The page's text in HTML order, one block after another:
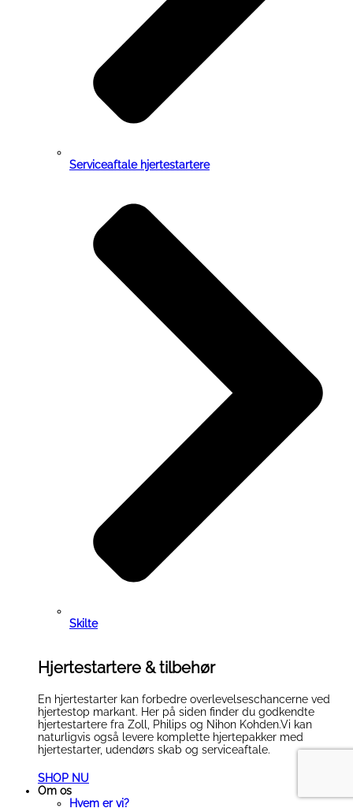
Serviceaftale hjertestartere
Skilte
Hjertestartere & tilbehør
En hjertestarter kan forbedre overlevelseschancerne ved
hjertestop markant. Her på siden finder du godkendte
hjertestartere fra Zoll, Philips og Nihon Kohden.Vi kan
naturligvis også levere komplette hjertepakker med
hjertestarter, udendørs skab og serviceaftale.
SHOP NU
Om os
Hvem er vi?